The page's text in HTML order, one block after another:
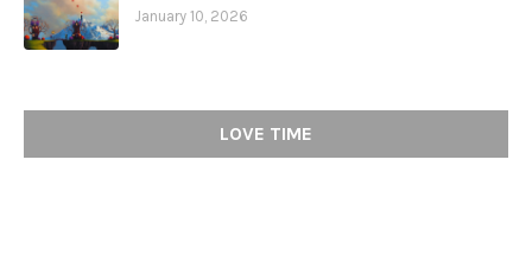
January 10, 2026
LOVE TIME